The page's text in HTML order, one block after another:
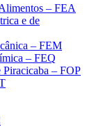
– FEA
e de
– FEM
– FEQ
– FOP